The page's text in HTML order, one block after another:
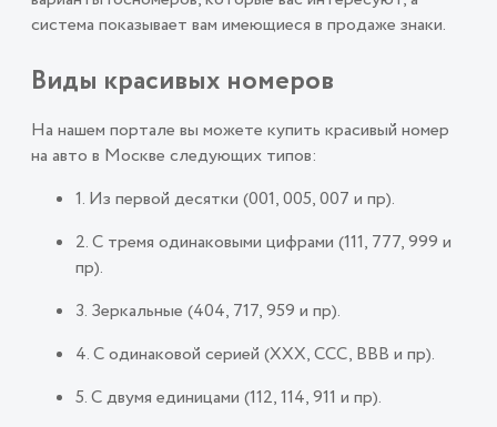
система показывает вам имеющиеся в продаже знаки.
Виды красивых номеров
На нашем портале вы можете купить красивый номер
на авто в Москве следующих типов:
1. Из первой десятки (001, 005, 007 и пр).
2. С тремя одинаковыми цифрами (111, 777, 999 и
пр).
3. Зеркальные (404, 717, 959 и пр).
4. С одинаковой серией (ХХХ, ССС, ВВВ и пр).
5. С двумя единицами (112, 114, 911 и пр).